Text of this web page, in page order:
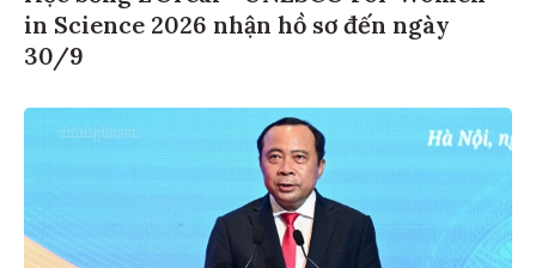
in Science 2026 nhận hồ sơ đến ngày
30/9